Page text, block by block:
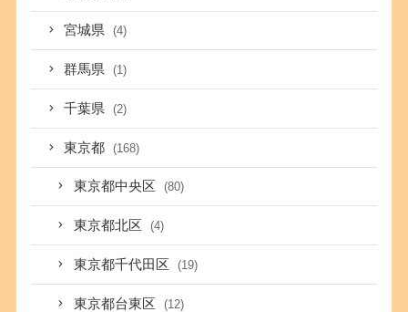
宮城県 (4)
群馬県 (1)
千葉県 (2)
東京都 (168)
東京都中央区 (80)
東京都北区 (4)
東京都千代田区 (19)
東京都台東区 (12)